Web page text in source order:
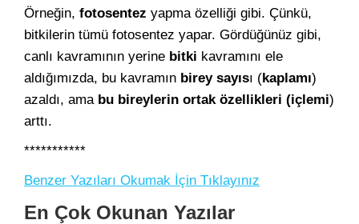
Örneğin, fotosentez yapma özelliği gibi. Çünkü,
bitkilerin tümü fotosentez yapar. Gördüğünüz gibi,
canlı kavramının yerine bitki kavramını ele
aldığımızda, bu kavramın birey sayısı (kaplamı)
azaldı, ama bu bireylerin ortak özellikleri (içlemi)
arttı.
***********
Benzer Yazıları Okumak İçin Tıklayınız
En Çok Okunan Yazılar